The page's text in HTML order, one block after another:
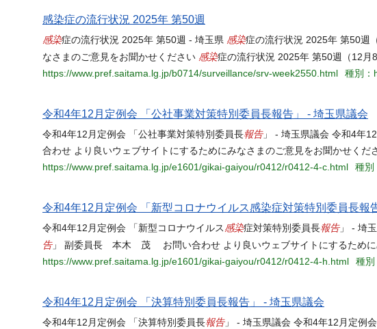
感染症の流行状況 2025年 第50週
感染症の流行状況 2025年 第50週 - 埼玉県 感染症の流行状況 2025年 第50週
なさまのご意見をお聞かせください 感染症の流行状況 2025年 第50週（12月
https://www.pref.saitama.lg.jp/b0714/surveillance/srv-week2550.html
種別：
令和4年12月定例会 「公社事業対策特別委員長報告」 - 埼玉県議会
令和4年12月定例会 「公社事業対策特別委員長報告」 - 埼玉県議会 令和4年
合わせ より良いウェブサイトにするためにみなさまのご意見をお聞かせくだ
https://www.pref.saitama.lg.jp/e1601/gikai-gaiyou/r0412/r0412-4-c.html
種別
令和4年12月定例会 「新型コロナウイルス感染症対策特別委員長報
令和4年12月定例会 「新型コロナウイルス 感染症対策特別委員長報告」 - 埼
告」 副委員長 本木 茂 お問い合わせ より良いウェブサイトにするために
https://www.pref.saitama.lg.jp/e1601/gikai-gaiyou/r0412/r0412-4-h.html
種別
令和4年12月定例会 「決算特別委員長報告」 - 埼玉県議会
令和4年12月定例会 「決算特別委員長報告」 - 埼玉県議会 令和4年12月定例